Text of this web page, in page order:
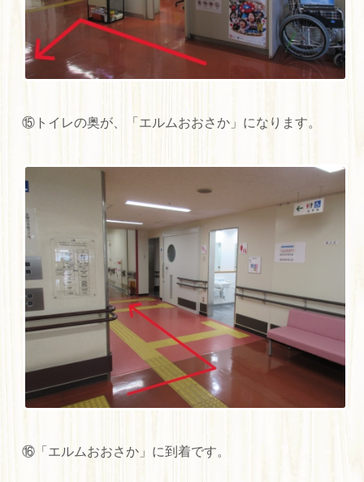
⑮トイレの奥が、「エルムおおさか」になります。
⑯「エルムおおさか」に到着です。